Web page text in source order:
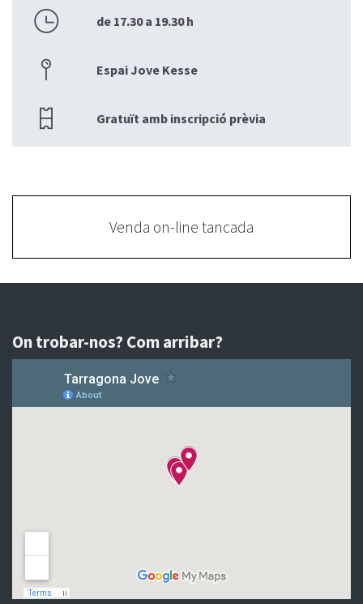
de 17.30 a 19.30 h
Espai Jove Kesse
Gratuït amb inscripció prèvia
Venda on-line tancada
On trobar-nos? Com arribar?